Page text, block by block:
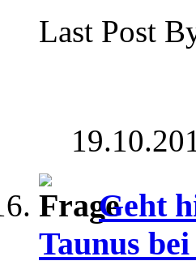
Last Post
Geht
Taunus